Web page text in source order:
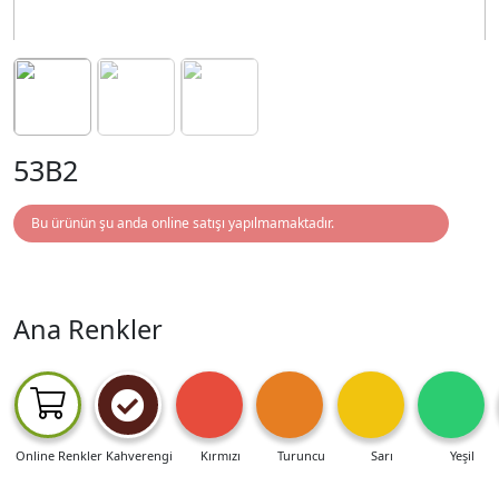
53B2
Bu ürünün şu anda online satışı yapılmamaktadır.
Ana Renkler
Online Renkler Kahverengi Kırmızı Turuncu Sarı Yeşil